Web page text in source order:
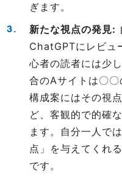
ぎます。
新たな視点の発見:
ChatGPTにレビュ
心者の読者には少
合のAサイトは〇
構成案にはその視
ど、客観的で的確
ます。自分一人で
点」を与えてくれ
です。